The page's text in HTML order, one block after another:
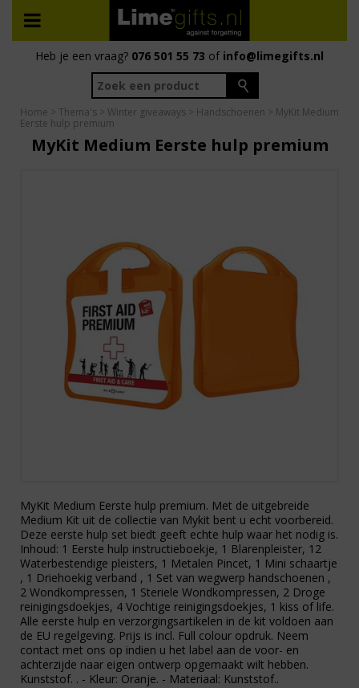
Heb je een vraag? 076 501 55 73 of info@limegifts.nl
Home > Thema's > Winter giveaways > Handschoenen > MyKit Medium
Eerste hulp premium
MyKit Medium Eerste hulp premium
MyKit Medium Eerste hulp premium. Met de uitgebreide
Medium Kit uit de collectie van Mykit bent u echt voorbereid.
Deze eerste hulp set biedt geeft echte hulp waar het nodig is.
Inhoud: 1 Eerste hulp instructieboekje, 1 Blarenpleister, 12
Waterbestendige pleisters, 1 Metalen Pincet, 1 Mini schaartje
, 1 Driehoekig verband , 1 Set van wegwerp handschoenen ,
2 Wondkompressen, 1 Steriele Wondkompressen, 2 Droge
reinigingsdoekjes, 4 Vochtige reinigingsdoekjes, 1 kiss of life.
Alle eerste hulp en verzorgingsartikelen in de kit voldoen aan
de EU regelgeving. Prijs is incl. Full colour opdruk. Neem
contact met ons op indien u het label aan de voor- en
achterzijde naar eigen ontwerp opgemaakt wilt hebben.
Kunststof. . - Kleur: Oranje. - Materiaal: Kunststof..